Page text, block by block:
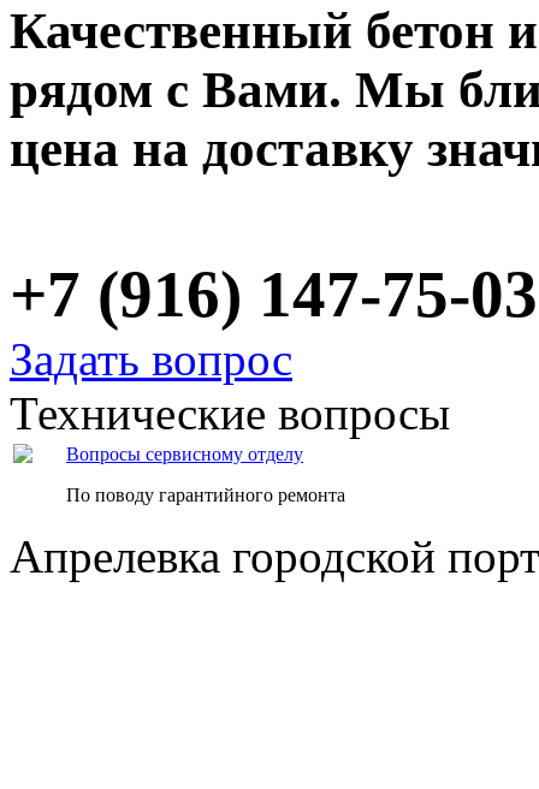
Качественный бетон
рядом с Вами. Мы
цена на доставку
+7 (916) 147-75-03
Задать вопрос
Технические вопросы
Вопросы сервисному отделу
По поводу гарантийного ремонта
Апрелевка городской